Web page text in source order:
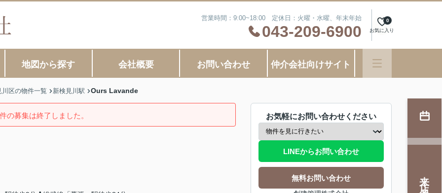
営業時間：9:00~18:00 定休日：火曜・水曜、年末年始
043-209-6900 お気に入り
0
地図から探す 会社概要 お問い合わせ 仲介会社向けサイト
区の物件一覧 新検見川駅 Ours Lavande
の募集は終了しました。 お気軽にお問い合わせください
LINEからお問い合わせ
無料お問い合わせ 来店予約